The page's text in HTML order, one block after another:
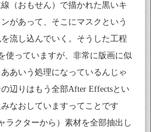
（おもせん）で描かれた黒いキ
があって、そこにマスクという
流し込んでいく。そうした工程
使っていますが、非常に版画に似
あいう処理になっているんじゃ
辺りはもう全部After Effectsとい
なおしていますってことです
ラクターから）素材を全部抽出し